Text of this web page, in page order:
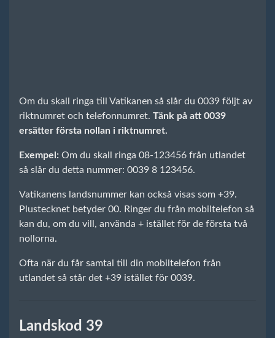
Om du skall ringa till Vatikanen så slår du 0039 följt av
riktnumret och telefonnumret. Tänk på att 0039
ersätter första nollan i riktnumret.
Exempel: Om du skall ringa 08-123456 från utlandet
så slår du detta nummer: 0039 8 123456.
Vatikanens landsnummer kan också visas som +39.
Plustecknet betyder 00. Ringer du från mobiltelefon så
kan du, om du vill, använda + istället för de första två
nollorna.
Ofta när du får samtal till din mobiltelefon från
utlandet så står det +39 istället för 0039.
Landskod 39